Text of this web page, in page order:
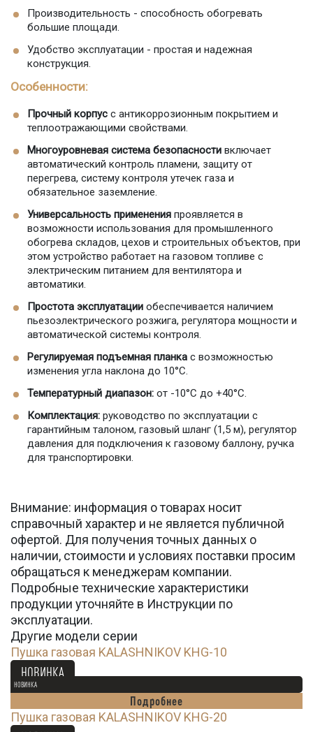
Производительность - способность обогревать
большие площади.
Удобство эксплуатации - простая и надежная
конструкция.
Особенности:
Прочный корпус с антикоррозионным покрытием и
теплоотражающими свойствами.
Многоуровневая система безопасности включает
автоматический контроль пламени, защиту от
перегрева, систему контроля утечек газа и
обязательное заземление.
Универсальность применения проявляется в
возможности использования для промышленного
обогрева складов, цехов и строительных объектов, при
этом устройство работает на газовом топливе с
электрическим питанием для вентилятора и
автоматики.
Простота эксплуатации обеспечивается наличием
пьезоэлектрического розжига, регулятора мощности и
автоматической системы контроля.
Регулируемая подъемная планка с возможностью
изменения угла наклона до 10°C.
Температурный диапазон: от -10°C до +40°C.
Комплектация: руководство по эксплуатации с
гарантийным талоном, газовый шланг (1,5 м), регулятор
давления для подключения к газовому баллону, ручка
для транспортировки.
Внимание: информация о товарах носит
справочный характер и не является публичной
офертой. Для получения точных данных о
наличии, стоимости и условиях поставки просим
обращаться к менеджерам компании.
Подробные технические характеристики
продукции уточняйте в Инструкции по
эксплуатации.
Другие модели серии
Пушка газовая KALASHNIKOV KHG-10
НОВИНКА
7 990Ꝑ
НОВИНКА
Подробнее
Пушка газовая KALASHNIKOV KHG-20